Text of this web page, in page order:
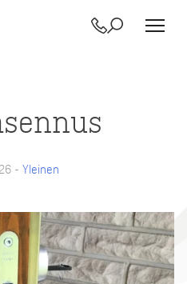
Yhteystiedot
Etsi
- Yleinen